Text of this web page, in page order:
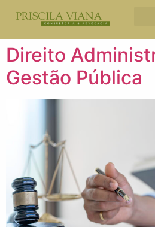
Direito
Gestão Pública